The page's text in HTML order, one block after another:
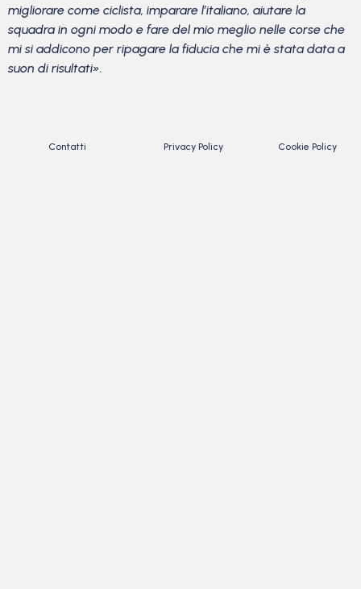
migliorare come ciclista, imparare l’italiano, aiutare la
squadra in ogni modo e fare del mio meglio nelle corse che
mi si addicono per ripagare la fiducia che mi è stata data a
suon di risultati».
Contatti Privacy Policy Cookie Policy